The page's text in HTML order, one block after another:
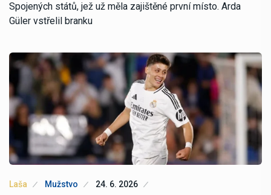
Spojených států, jež už měla zajištěné první místo. Arda
Güler vstřelil branku
Laša Mužstvo 24. 6. 2026